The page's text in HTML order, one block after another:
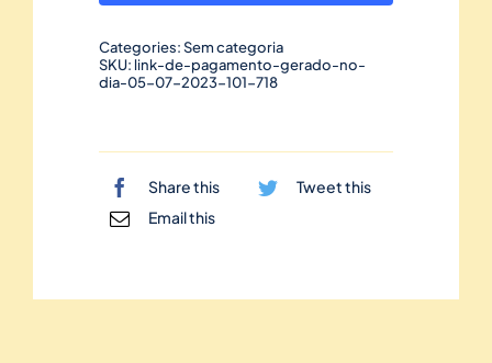
no
dia
quantidade
Categories:Sem categoria
SKU: link-de-pagamento-gerado-no-
dia-05-07-2023-101-718
Share this
Tweet this
Email this